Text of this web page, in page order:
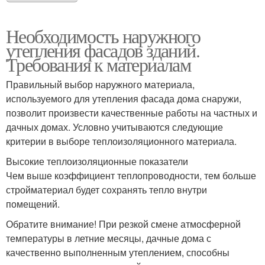
Необходимость наружного
утепления фасадов зданий.
Требования к материалам
Правильный выбор наружного материала,
используемого для утепления фасада дома снаружи,
позволит произвести качественные работы на частных и
дачных домах. Условно учитываются следующие
критерии в выборе теплоизоляционного материала.
Высокие теплоизоляционные показатели
Чем выше коэффициент теплопроводности, тем больше
стройматериал будет сохранять тепло внутри
помещений.
Обратите внимание! При резкой смене атмосферной
температуры в летние месяцы, дачные дома с
качественно выполненным утеплением, способны